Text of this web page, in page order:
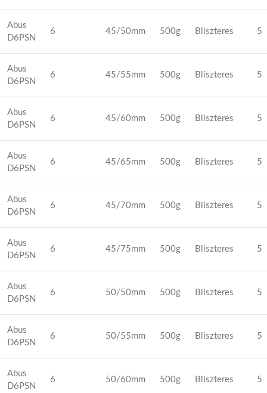
Abus
D6PSN
6 45/50mm 500g Bliszteres 5
Abus
D6PSN
6 45/55mm 500g Bliszteres 5
Abus
D6PSN
6 45/60mm 500g Bliszteres 5
Abus
D6PSN
6 45/65mm 500g Bliszteres 5
Abus
D6PSN
6 45/70mm 500g Bliszteres 5
Abus
D6PSN
6 45/75mm 500g Bliszteres 5
Abus
D6PSN
6 50/50mm 500g Bliszteres 5
Abus
D6PSN
6 50/55mm 500g Bliszteres 5
Abus
D6PSN
6 50/60mm 500g Bliszteres 5